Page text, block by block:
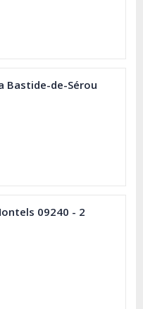
Bastide-de-Sérou
09240 - 2